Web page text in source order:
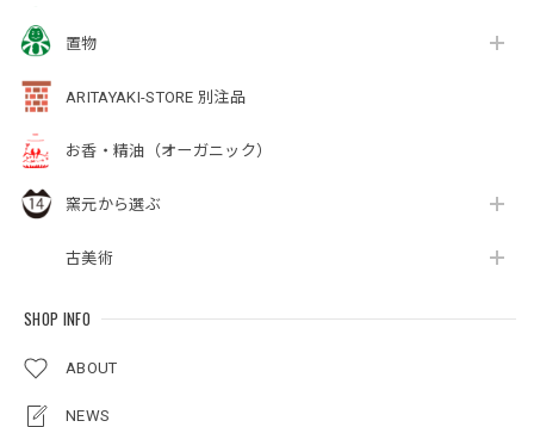
置物
ARITAYAKI-STORE 別注品
お香・精油（オーガニック）
窯元から選ぶ
古美術
SHOP INFO
ABOUT
NEWS